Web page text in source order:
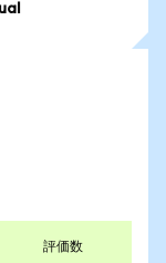
評価数